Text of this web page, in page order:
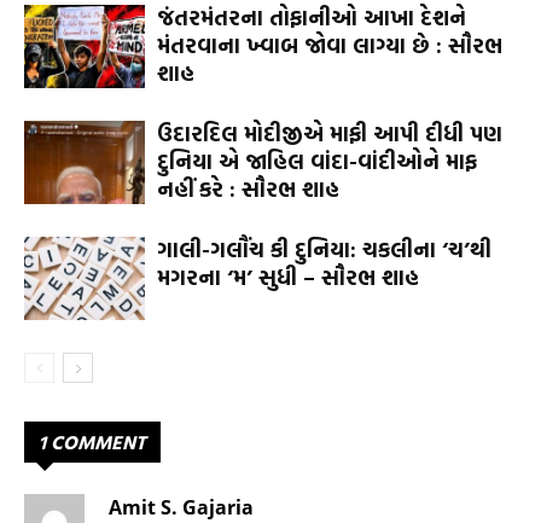
જંતરમંતરના તોફાનીઓ આખા દેશને
મંતરવાના ખ્વાબ જોવા લાગ્યા છે : સૌરભ
શાહ
ઉદારદિલ મોદીજીએ માફી આપી દીધી પણ
દુનિયા એ જાહિલ વાંદા-વાંદીઓને માફ
નહીં કરે : સૌરભ શાહ
ગાલી-ગલૌંચ કી દુનિયા: ચકલીના ‘ચ’થી
મગરના ‘મ’ સુધી – સૌરભ શાહ
1 COMMENT
Amit S. Gajaria